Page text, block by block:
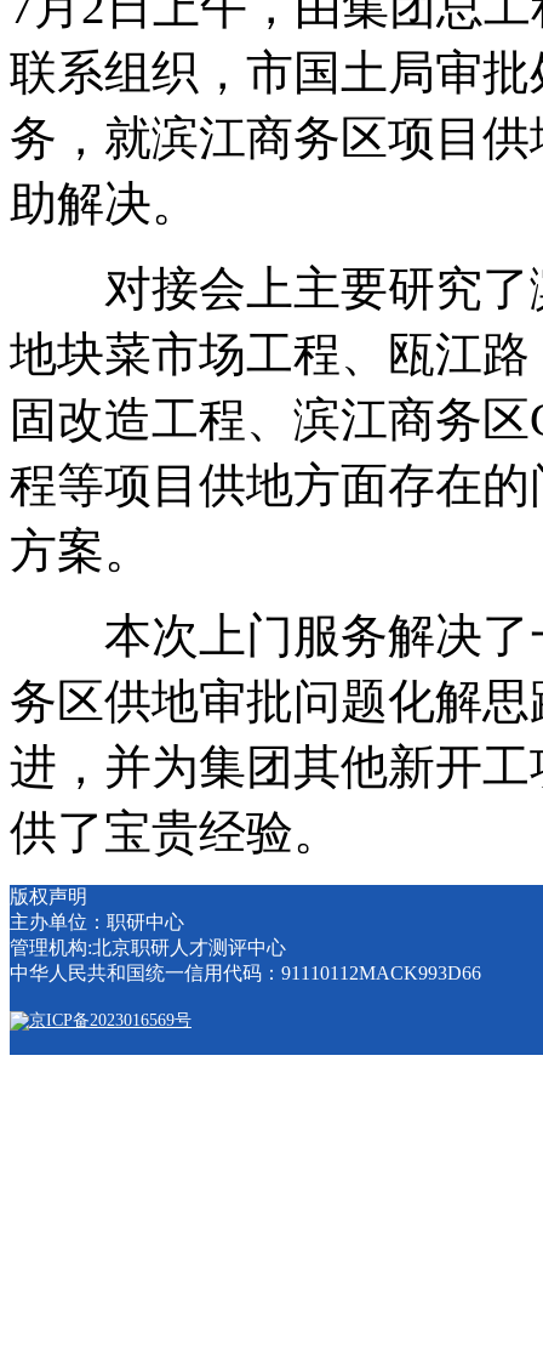
联系组织，市国土局审
务，就滨江商务区项目
助解决。
对接会上主要研究了
地块菜市场工程、瓯江
固改造工程、滨江商务
程等项目供地方面存在
方案。
本次上门服务解决了
务区供地审批问题化解
进，并为集团其他新开
供了宝贵经验。
版权声明
主办单位：职研中心
管理机构:北京职研人才测评中心
中华人民共和国统一信用代码：91110112MACK993D66
京ICP备2023016569号